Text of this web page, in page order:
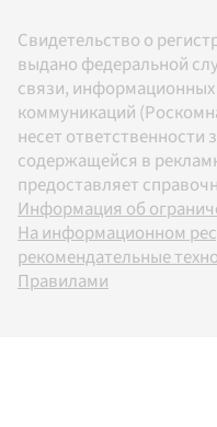
Свидетельство о
выдано федеральной
связи,
коммуникаций
несет
содержащейся в
предоставляет
Информация об
На информационном
рекомендательные
Правилами